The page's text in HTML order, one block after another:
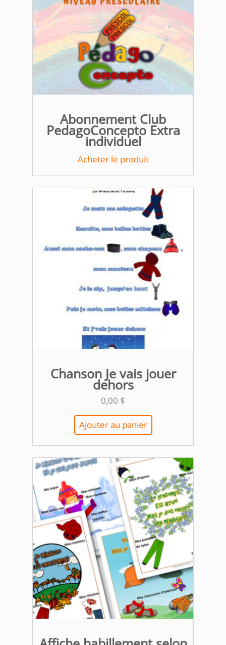
Abonnement Club
PedagoConcepto Extra
individuel
Acheter le produit
Chanson Je vais jouer
dehors
0,00 $
Ajouter au panier